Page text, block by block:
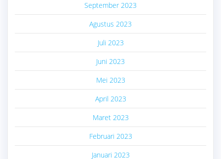
September 2023
Agustus 2023
Juli 2023
Juni 2023
Mei 2023
April 2023
Maret 2023
Februari 2023
Januari 2023